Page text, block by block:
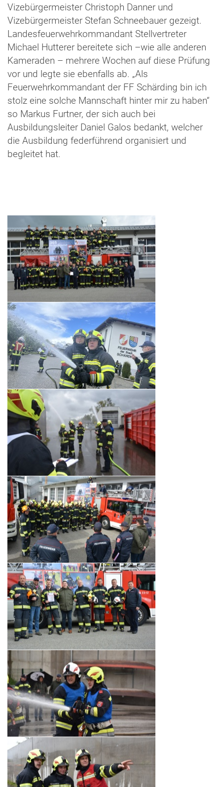
Vizebürgermeister Christoph Danner und
Vizebürgermeister Stefan Schneebauer gezeigt.
Landesfeuerwehrkommandant Stellvertreter
Michael Hutterer bereitete sich –wie alle anderen
Kameraden – mehrere Wochen auf diese Prüfung
vor und legte sie ebenfalls ab. „Als
Feuerwehrkommandant der FF Schärding bin ich
stolz eine solche Mannschaft hinter mir zu haben“
so Markus Furtner, der sich auch bei
Ausbildungsleiter Daniel Galos bedankt, welcher
die Ausbildung federführend organisiert und
begleitet hat.